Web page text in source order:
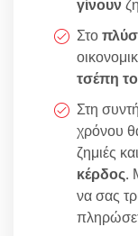
γίνουν
Στο
τσέπη
Στη
χρόνου
ζημιές
κέρδος.
να σας